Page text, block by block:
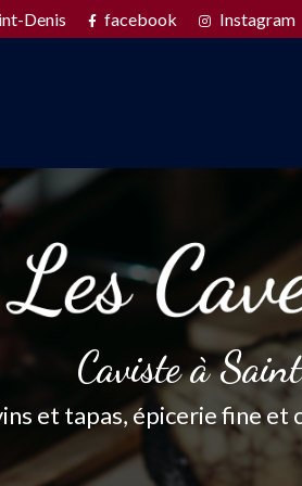
Denis facebook Instagram
Caviste à
et tapas, épicerie fine